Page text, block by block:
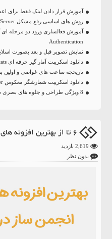
آموزش قرار دادن لینک فقط برای
روش های اساسی رفع مشکل HTTP 500 Internal Server در وردپرس
Authentication
نمایش تصویر قبل و بعد بصورت
دانلود اسکریپت آمار گیر حرفه ای WTStats
تاریخچه ساعت‌ های غواصی و اولین
دانلود اسکریپت شمارشگر معکوس RoyalTimer
8 ویژگی طراحی و جلوه های بصری در طراحی سایت
6 تا از بهترین افزونه های انجمن ساز در وردپرس
بدون نظر